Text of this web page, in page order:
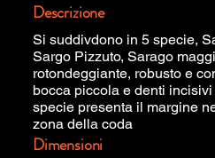
Descrizione
Si suddivdono in 5 specie,
Sargo Pizzuto, Sarago
rotondeggiante, robusto e
bocca piccola e denti
specie presenta il margine
zona della coda
Dimensioni